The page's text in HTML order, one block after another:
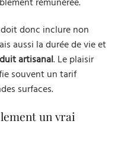
doit donc inclure non
aussi la durée de vie et
artisanal. Le plaisir
souvent un tarif
surfaces.
un vrai